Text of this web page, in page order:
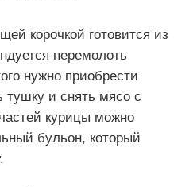
корочкой готовится из
перемолоть
нужно приобрести
тушку и снять мясо с
курицы можно
бульон, который